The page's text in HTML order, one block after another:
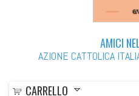
AMICI
AZIONE CATTOLICA
CARRELLO